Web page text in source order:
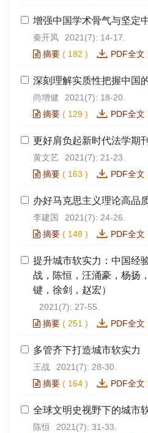
增强中国学术骨气与坚定
秦开凤
2021(7): 14-17.
摘要 ( 182 ) PDF全文
深刻理解实质性把握中国
尚增健
2021(7): 18-20.
摘要 ( 129 ) PDF全文
更好肩负起新时代法学期
黄文艺
2021(7): 21-23.
摘要 ( 163 ) PDF全文
办好马克思主义理论高品
李建国
2021(7): 24-26.
摘要 ( 148 ) PDF全文
提升城市软实力：中国经
战，陈恒，汪涌豪，杨扬
键，徐剑，赵宏）
2021(7): 27-55.
摘要 ( 251 ) PDF全文
多管齐下打造城市软实力
王战
2021(7): 28-30.
摘要 ( 164 ) PDF全文
全球文明史视野下的城市
陈恒
2021(7): 31-33.